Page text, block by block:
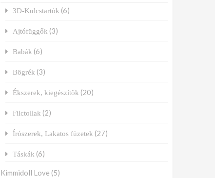
3D-Kulcstartók (6)
Ajtófüggők (3)
Babák (6)
Bögrék (3)
Ékszerek, kiegészítők (20)
Filctollak (2)
Írószerek, Lakatos füzetek (27)
Táskák (6)
Kimmidoll Love (5)